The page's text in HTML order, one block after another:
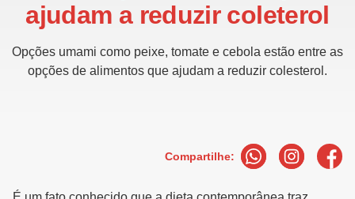
ajudam a reduzir coleterol
Opções umami como peixe, tomate e cebola estão entre as
opções de alimentos que ajudam a reduzir colesterol.
Compartilhe: